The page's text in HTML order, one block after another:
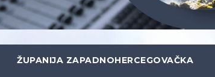
ŽUPANIJA ZAPADNOHERCEGOVAČKA